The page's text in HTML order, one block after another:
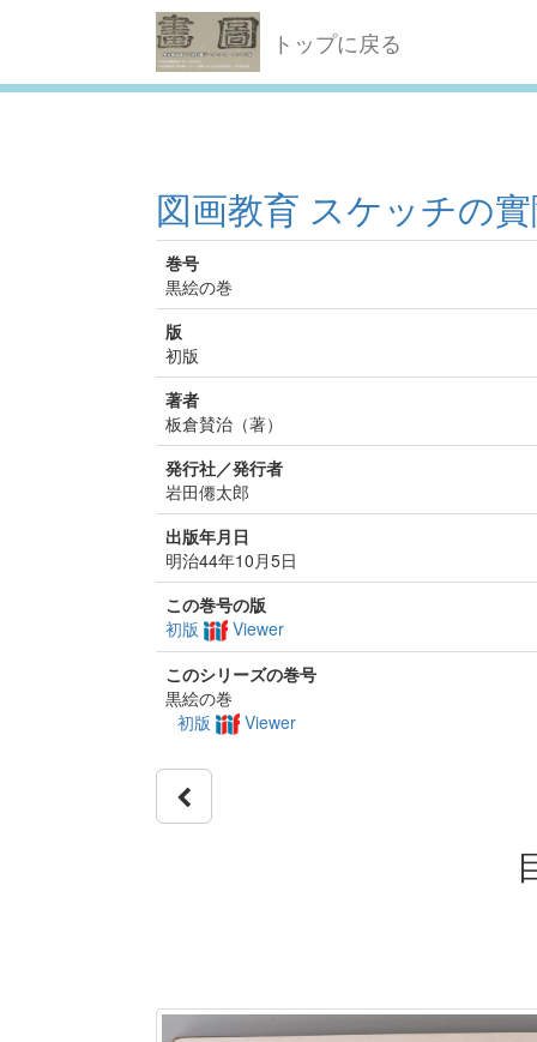
トップに戻る
図画教育 スケッチの
巻号
黒絵の巻
版
初版
著者
板倉賛治（著）
発行社／発行者
岩田僊太郎
出版年月日
明治44年10月5日
この巻号の版
初版
Viewer
このシリーズの巻号
黒絵の巻
初版
Viewer